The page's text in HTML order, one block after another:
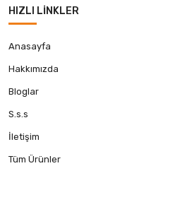
HIZLI LINKLER
Anasayfa
Hakkımızda
Bloglar
S.s.s
İletişim
Tüm Ürünler